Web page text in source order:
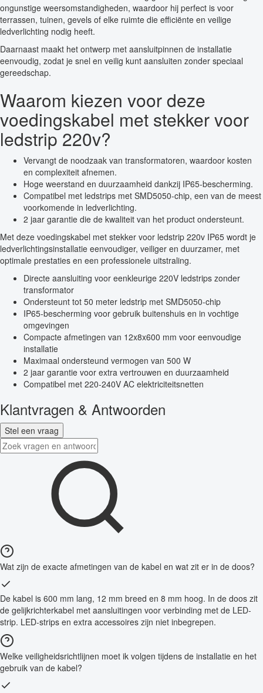
ongunstige weersomstandigheden, waardoor hij perfect is voor
terrassen, tuinen, gevels of elke ruimte die efficiënte en veilige
ledverlichting nodig heeft.
Daarnaast maakt het ontwerp met aansluitpinnen de installatie
eenvoudig, zodat je snel en veilig kunt aansluiten zonder speciaal
gereedschap.
Waarom kiezen voor deze
voedingskabel met stekker voor
ledstrip 220v?
Vervangt de noodzaak van transformatoren, waardoor kosten
en complexiteit afnemen.
Hoge weerstand en duurzaamheid dankzij IP65-bescherming.
Compatibel met ledstrips met SMD5050-chip, een van de meest
voorkomende in ledverlichting.
2 jaar garantie die de kwaliteit van het product ondersteunt.
Met deze voedingskabel met stekker voor ledstrip 220v IP65 wordt je
ledverlichtingsinstallatie eenvoudiger, veiliger en duurzamer, met
optimale prestaties en een professionele uitstraling.
Directe aansluiting voor eenkleurige 220V ledstrips zonder
transformator
Ondersteunt tot 50 meter ledstrip met SMD5050-chip
IP65-bescherming voor gebruik buitenshuis en in vochtige
omgevingen
Compacte afmetingen van 12x8x600 mm voor eenvoudige
installatie
Maximaal ondersteund vermogen van 500 W
2 jaar garantie voor extra vertrouwen en duurzaamheid
Compatibel met 220-240V AC elektriciteitsnetten
Klantvragen & Antwoorden
Stel een vraag
Wat zijn de exacte afmetingen van de kabel en wat zit er in de doos?
De kabel is 600 mm lang, 12 mm breed en 8 mm hoog. In de doos zit
de gelijkrichterkabel met aansluitingen voor verbinding met de LED-
strip. LED-strips en extra accessoires zijn niet inbegrepen.
Welke veiligheidsrichtlijnen moet ik volgen tijdens de installatie en het
gebruik van de kabel?